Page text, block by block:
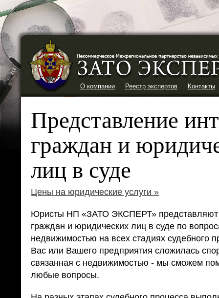
О компании Реестр экспертов Контакты
Представление
граждан и
лиц в суде
Цены на юридические услуги »
Юристы НП «ЗАТО ЭКСПЕРТ» представляют
граждан и юридических лиц в суде по
недвижимостью на всех стадиях судебного
Вас или Вашего предприятия сложилась
связанная с недвижимостью - мы сможем
любые вопросы.